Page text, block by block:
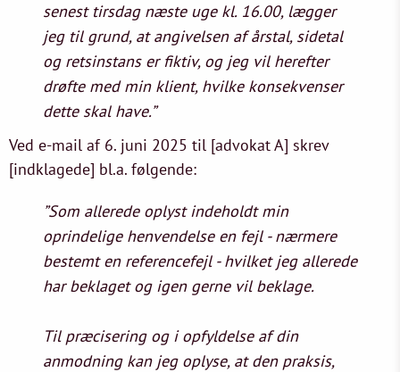
senest tirsdag næste uge kl. 16.00, lægger
jeg til grund, at angivelsen af årstal, sidetal
og retsinstans er fiktiv, og jeg vil herefter
drøfte med min klient, hvilke konsekvenser
dette skal have.”
Ved e-mail af 6. juni 2025 til [advokat A] skrev
[indklagede] bl.a. følgende:
”Som allerede oplyst indeholdt min
oprindelige henvendelse en fejl - nærmere
bestemt en referencefejl - hvilket jeg allerede
har beklaget og igen gerne vil beklage.
Til præcisering og i opfyldelse af din
anmodning kan jeg oplyse, at den praksis,